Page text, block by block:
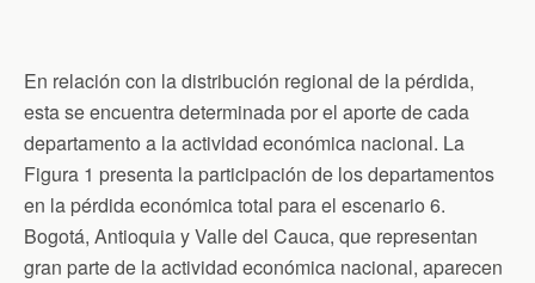
En relación con la distribución regional de la pérdida,
esta se encuentra determinada por el aporte de cada
departamento a la actividad económica nacional. La
Figura 1 presenta la participación de los departamentos
en la pérdida económica total para el escenario 6.
Bogotá, Antioquia y Valle del Cauca, que representan
gran parte de la actividad económica nacional, aparecen